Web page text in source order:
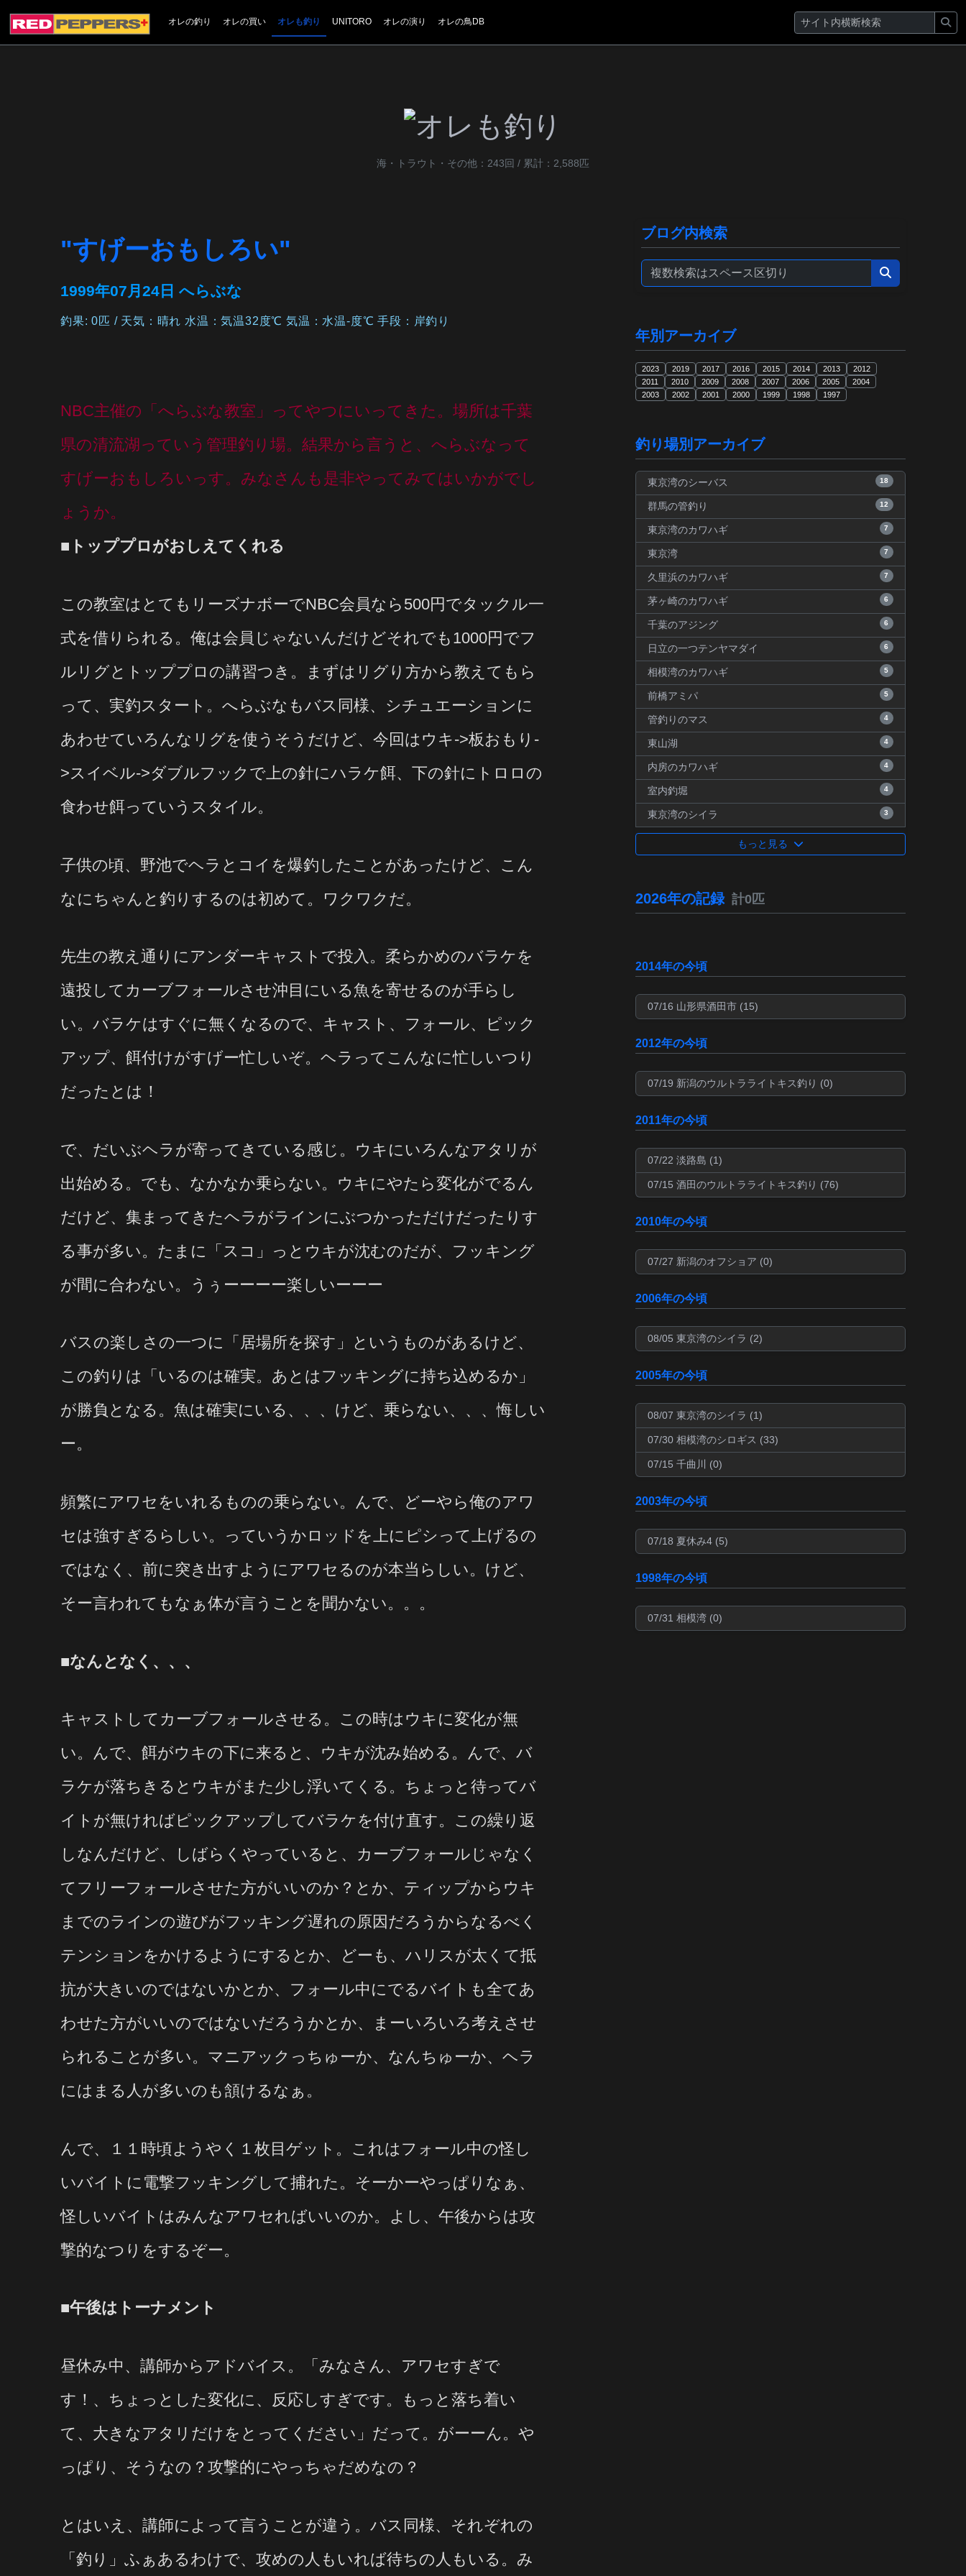
オレの釣り オレの買い オレも釣り UNITORO オレの演り オレの鳥DB
海・トラウト・その他：243回 / 累計：2,588匹
"すげーおもしろい"
1999年07月24日 へらぶな
釣果: 0匹 / 天気：晴れ 水温：気温32度℃ 気温：水温-度℃ 手段：岸釣り
NBC主催の「へらぶな教室」ってやつにいってきた。場所は千葉
県の清流湖っていう管理釣り場。結果から言うと、へらぶなって
すげーおもしろいっす。みなさんも是非やってみてはいかがでし
ょうか。
■トッププロがおしえてくれる
この教室はとてもリーズナボーでNBC会員なら500円でタックル一
式を借りられる。俺は会員じゃないんだけどそれでも1000円でフ
ルリグとトッププロの講習つき。まずはリグり方から教えてもら
って、実釣スタート。へらぶなもバス同様、シチュエーションに
あわせていろんなリグを使うそうだけど、今回はウキ->板おもり-
>スイベル->ダブルフックで上の針にハラケ餌、下の針にトロロの
食わせ餌っていうスタイル。
子供の頃、野池でヘラとコイを爆釣したことがあったけど、こん
なにちゃんと釣りするのは初めて。ワクワクだ。
先生の教え通りにアンダーキャストで投入。柔らかめのバラケを
遠投してカーブフォールさせ沖目にいる魚を寄せるのが手らし
い。バラケはすぐに無くなるので、キャスト、フォール、ピック
アップ、餌付けがすげー忙しいぞ。ヘラってこんなに忙しいつり
だったとは！
で、だいぶヘラが寄ってきている感じ。ウキにいろんなアタリが
出始める。でも、なかなか乗らない。ウキにやたら変化がでるん
だけど、集まってきたヘラがラインにぶつかっただけだったりす
る事が多い。たまに「スコ」っとウキが沈むのだが、フッキング
が間に合わない。うぅーーーー楽しいーーー
バスの楽しさの一つに「居場所を探す」というものがあるけど、
この釣りは「いるのは確実。あとはフッキングに持ち込めるか」
が勝負となる。魚は確実にいる、、、けど、乗らない、、、悔しい
ー。
頻繁にアワセをいれるものの乗らない。んで、どーやら俺のアワ
セは強すぎるらしい。っていうかロッドを上にピシって上げるの
ではなく、前に突き出すようにアワセるのが本当らしい。けど、
そー言われてもなぁ体が言うことを聞かない。。。
■なんとなく、、、
キャストしてカーブフォールさせる。この時はウキに変化が無
い。んで、餌がウキの下に来ると、ウキが沈み始める。んで、バ
ラケが落ちきるとウキがまた少し浮いてくる。ちょっと待ってバ
イトが無ければピックアップしてバラケを付け直す。この繰り返
しなんだけど、しばらくやっていると、カーブフォールじゃなく
てフリーフォールさせた方がいいのか？とか、ティップからウキ
までのラインの遊びがフッキング遅れの原因だろうからなるべく
テンションをかけるようにするとか、どーも、ハリスが太くて抵
抗が大きいのではないかとか、フォール中にでるバイトも全てあ
わせた方がいいのではないだろうかとか、まーいろいろ考えさせ
られることが多い。マニアックっちゅーか、なんちゅーか、ヘラ
にはまる人が多いのも頷けるなぁ。
んで、１１時頃ようやく１枚目ゲット。これはフォール中の怪し
いバイトに電撃フッキングして捕れた。そーかーやっぱりなぁ、
怪しいバイトはみんなアワセればいいのか。よし、午後からは攻
撃的なつりをするぞー。
■午後はトーナメント
昼休み中、講師からアドバイス。「みなさん、アワセすぎで
す！、ちょっとした変化に、反応しすぎです。もっと落ち着い
て、大きなアタリだけをとってください」だって。がーーん。や
っぱり、そうなの？攻撃的にやっちゃだめなの？
とはいえ、講師によって言うことが違う。バス同様、それぞれの
「釣り」ふぁあるわけで、攻めの人もいれば待ちの人もいる。み
ブログ内検索
年別アーカイブ
2023 2019 2017 2016 2015 2014 2013
2012
2011
2010 2009 2008 2007 2006 2005
2004
2003
2002 2001 2000 1999 1998 1997
釣り場別アーカイブ
東京湾のシーバス 18
群馬の管釣り 12
東京湾のカワハギ 7
東京湾 7
久里浜のカワハギ 7
茅ヶ崎のカワハギ 6
千葉のアジング 6
日立の一つテンヤマダイ 6
相模湾のカワハギ 5
前橋アミパ 5
管釣りのマス 4
東山湖 4
内房のカワハギ 4
室内釣堀 4
東京湾のシイラ 3
もっと見る
2026年の記録 計0匹
2014年の今頃
07/16 山形県酒田市 (15)
2012年の今頃
07/19 新潟のウルトラライトキス釣り (0)
2011年の今頃
07/22 淡路島 (1)
07/15 酒田のウルトラライトキス釣り (76)
2010年の今頃
07/27 新潟のオフショア (0)
2006年の今頃
08/05 東京湾のシイラ (2)
2005年の今頃
08/07 東京湾のシイラ (1)
07/30 相模湾のシロギス (33)
07/15 千曲川 (0)
2003年の今頃
07/18 夏休み4 (5)
1998年の今頃
07/31 相模湾 (0)